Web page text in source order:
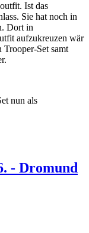
Ist das
Sie hat noch in
Dort in
aufzukreuzen wär
Set samt
nun als
- Dromund